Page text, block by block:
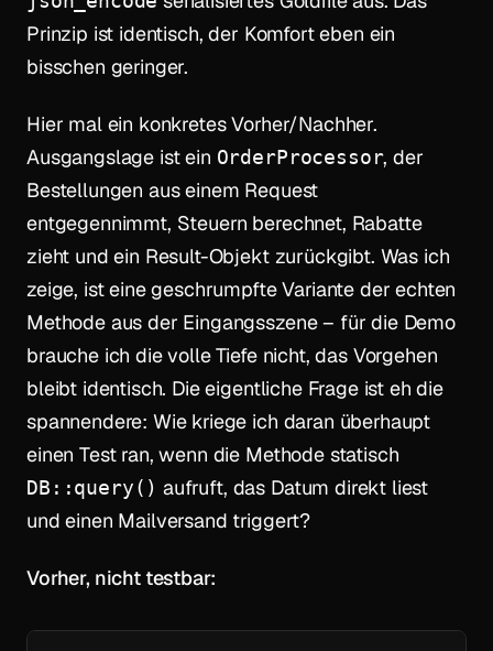
Prinzip ist identisch, der Komfort eben ein
bisschen geringer.
Hier mal ein konkretes Vorher/Nachher.
Ausgangslage ist ein OrderProcessor, der
Bestellungen aus einem Request
entgegennimmt, Steuern berechnet, Rabatte
zieht und ein Result-Objekt zurückgibt. Was ich
zeige, ist eine geschrumpfte Variante der echten
Methode aus der Eingangsszene – für die Demo
brauche ich die volle Tiefe nicht, das Vorgehen
bleibt identisch. Die eigentliche Frage ist eh die
spannendere: Wie kriege ich daran überhaupt
einen Test ran, wenn die Methode statisch
DB::query() aufruft, das Datum direkt liest
und einen Mailversand triggert?
Vorher, nicht testbar: